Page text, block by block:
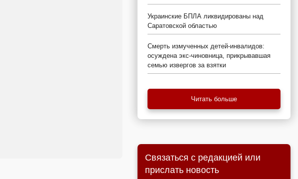
Украинские БПЛА ликвидированы над
Саратовской областью
Смерть измученных детей-инвалидов:
осуждена экс-чиновница, прикрывавшая
семью извергов за взятки
Читать больше
Связаться с редакцией или
прислать новость